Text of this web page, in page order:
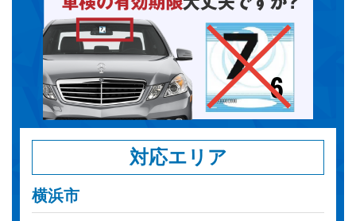
対応エリア
横浜市